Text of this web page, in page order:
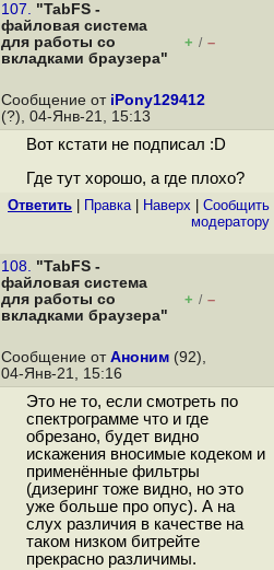
107. "TabFS -
файловая система
для работы со
вкладками браузера"
+ / –
Сообщение от iPony129412
(?), 04-Янв-21, 15:13
Вот кстати не подписал :D
Где тут хорошо, а где плохо?
Ответить Правка| Наверх
Cообщить
модератору
108. "TabFS -
файловая система
для работы со
вкладками браузера"
+ / –
Сообщение от Аноним (92),
04-Янв-21, 15:16
Это не то, если смотреть по
спектрограмме что и где
обрезано, будет видно
искажения вносимые кодеком и
применённые фильтры
(дизеринг тоже видно, но это
уже больше про опус). А на
слух различия в качестве на
таком низком битрейте
прекрасно различимы.